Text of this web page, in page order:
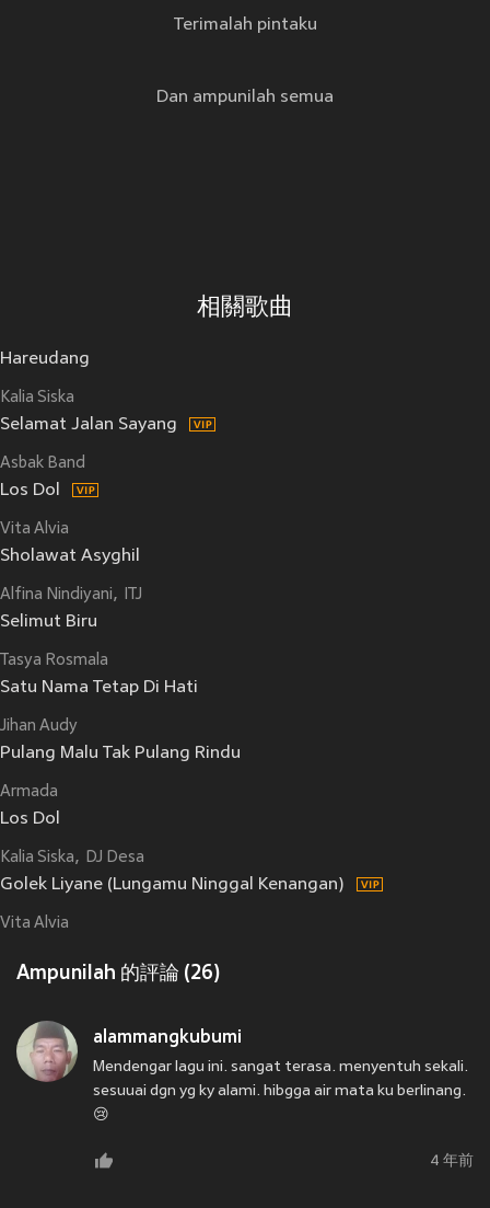
Terimalah pintaku
Dan ampunilah semua
相關歌曲
Hareudang
Kalia Siska
Selamat Jalan Sayang
Asbak Band
Los Dol
Vita Alvia
Sholawat Asyghil
Alfina Nindiyani ITJ
Selimut Biru
Tasya Rosmala
Satu Nama Tetap Di Hati
Jihan Audy
Pulang Malu Tak Pulang Rindu
Armada
Los Dol
Kalia Siska DJ Desa
Golek Liyane (Lungamu Ninggal Kenangan)
Vita Alvia
Ampunilah 的評論 (26)
alammangkubumi
Mendengar lagu ini. sangat terasa. menyentuh sekali.
sesuuai dgn yg ky alami. hibgga air mata ku berlinang.
😢
4 年前